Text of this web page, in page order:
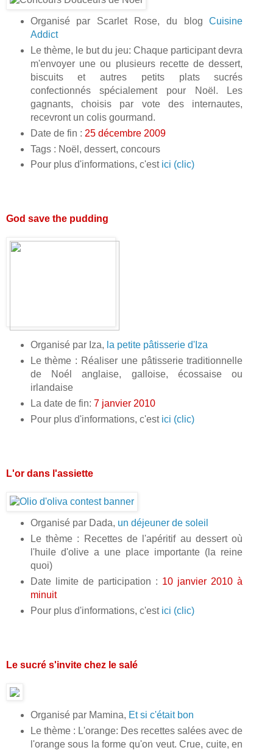
Organisé par Scarlet Rose, du blogCuisine
Addict
Le thème, le but du jeu: Chaque participant devra
m'envoyer une ou plusieurs recette de dessert,
biscuits et autres petits plats sucrés
confectionnés spécialement pour Noël. Les
gagnants, choisis par vote des internautes,
recevront un colis gourmand.
Date de fin : 25 décembre 2009
Tags : Noël, dessert, concours
Pour plus d'informations, c'est ici (clic)
God save the pudding
Organisé par Iza, la petite pâtisserie d'Iza
Le thème : Réaliser une pâtisserie traditionnelle
de Noél anglaise, galloise, écossaise ou
irlandaise
La date de fin: 7 janvier 2010
Pour plus d'informations, c'est ici (clic)
L'or dans l'assiette
Organisé par Dada, un déjeuner de soleil
Le thème : Recettes de l'apéritif au dessert où
l'huile d'olive a une place importante (la reine
quoi)
Date limite de participation : 10 janvier 2010 à
minuit
Pour plus d'informations, c'est ici (clic)
Le sucré s'invite chez le salé
Organisé par Mamina, Et si c'était bon
Le thème : L'orange: Des recettes salées avec de
l'orange sous la forme qu'on veut. Crue, cuite, en